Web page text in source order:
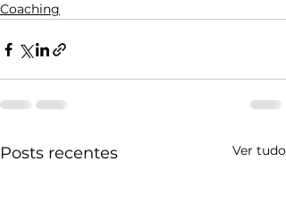
Coaching
Posts recentes Ver tudo